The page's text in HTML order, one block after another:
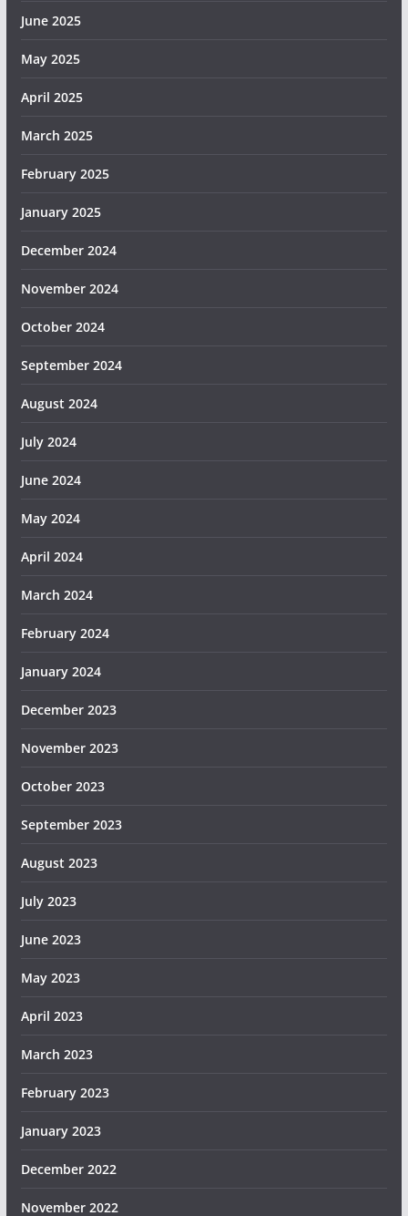
June 2025
May 2025
April 2025
March 2025
February 2025
January 2025
December 2024
November 2024
October 2024
September 2024
August 2024
July 2024
June 2024
May 2024
April 2024
March 2024
February 2024
January 2024
December 2023
November 2023
October 2023
September 2023
August 2023
July 2023
June 2023
May 2023
April 2023
March 2023
February 2023
January 2023
December 2022
November 2022